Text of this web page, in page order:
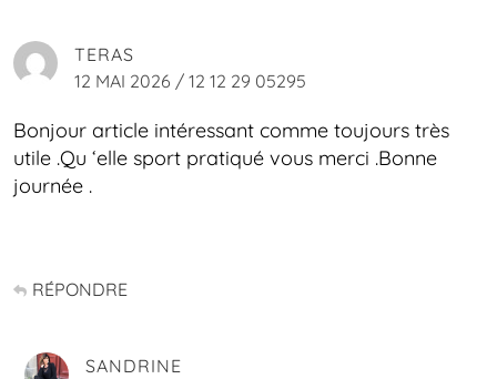
TERAS
12 MAI 2026 / 12 12 29 05295
Bonjour article intéressant comme toujours très
utile .Qu ‘elle sport pratiqué vous merci .Bonne
journée .
RÉPONDRE
SANDRINE